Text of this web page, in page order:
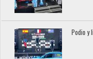
Podio y